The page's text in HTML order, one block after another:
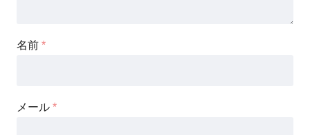
名前 *
メール *